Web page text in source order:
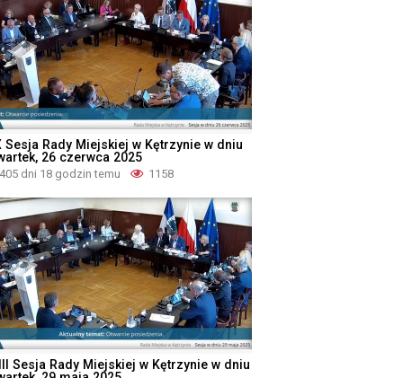
Sesja Rady Miejskiej w Kętrzynie w dniu
26 czerwca 2025
405 dni 18 godzin temu 1158
Sesja Rady Miejskiej w Kętrzynie w dniu